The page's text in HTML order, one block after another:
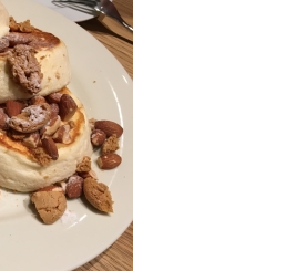
お問い合わせ
採用情報
プライバシーポリシー